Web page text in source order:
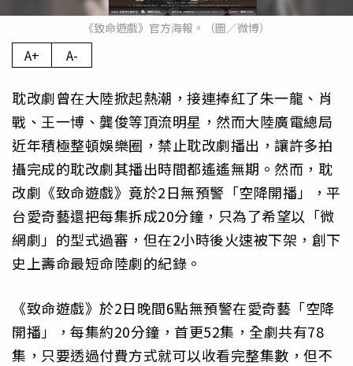
《致命遊戲》官方海報。（圖／微博）
A+ A-
耽改劇曾在大陸掀起熱潮，接連捧紅了朱一龍、肖
戰、王一博、龔俊等頂流明星，然而大陸廣電總局
近年積極整頓娛樂圈，禁止耽改劇播出，讓許多拍
攝完成的耽改劇其播出時間都遙遙無期。然而，耽
改劇《致命遊戲》竟於2日無預警「空降開播」，平
台愛奇藝還把每集拆成20分鐘，只為了希望以「微
網劇」的型式過審，但在2小時後火速被下架，創下
史上壽命最短命陸劇的紀錄。
《致命遊戲》於2日晚間6點無預警在愛奇藝「空降
開播」，每集約20分鐘，首更52集，全劇共有78
集，只要透過付費方式就可以收看完整集數，但不